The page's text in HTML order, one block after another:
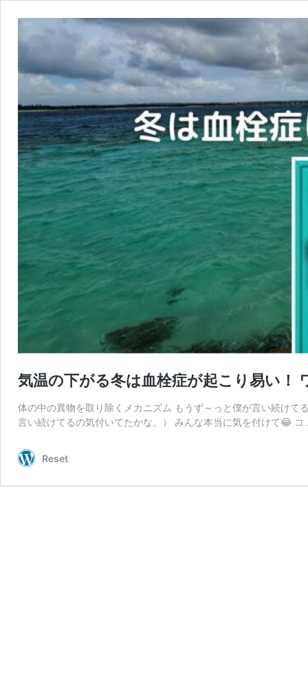
気温の下がる冬は血栓症が起こり易い！
体の中の異物を取り除くメカニズム もうず～っと僕が言い続け
言い続けてるの気付いてたかな。） みんな本当に気を付けて😂
Reset